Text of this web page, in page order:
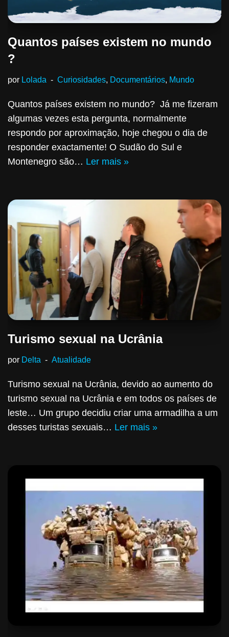
Quantos países existem no mundo
?
por Lolada Curiosidades, Documentários, Mundo
Quantos países existem no mundo? Já me fizeram
algumas vezes esta pergunta, normalmente
respondo por aproximação, hoje chegou o dia de
responder exactamente! O Sudão do Sul e
Montenegro são… Ler mais »
Turismo sexual na Ucrânia
por Delta Atualidade
Turismo sexual na Ucrânia, devido ao aumento do
turismo sexual na Ucrânia e em todos os países de
leste… Um grupo decidiu criar uma armadilha a um
desses turistas sexuais… Ler mais »